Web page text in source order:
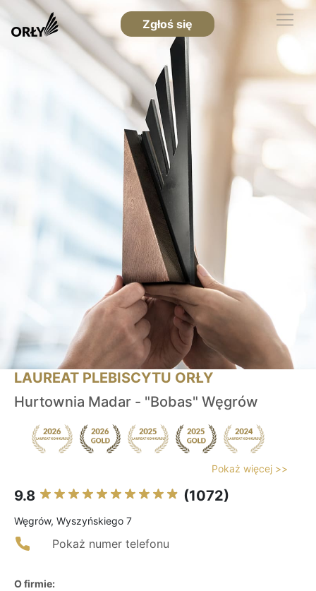
Zgłoś się
LAUREAT PLEBISCYTU ORŁY
Hurtownia Madar - "Bobas" Węgrów
Pokaż więcej >>
9.8 (1072)
Węgrów, Wyszyńskiego 7
Pokaż numer telefonu
O firmie: